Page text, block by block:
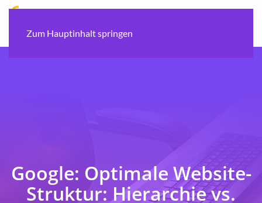
Zum Hauptinhalt springen
Google: Optimale Website-
Struktur: Hierarchie vs.